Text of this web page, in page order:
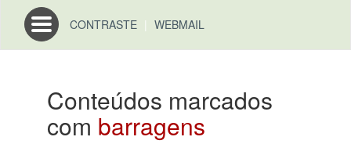
Toggle
navigation
CONTRASTE | WEBMAIL
Conteúdos marcados
com barragens